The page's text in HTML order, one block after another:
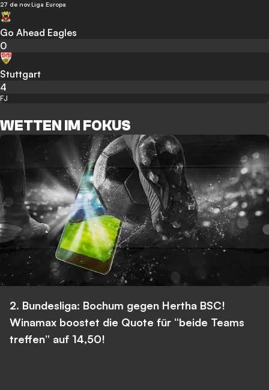
27 de nov.Liga Europa
Go Ahead Eagles
0
Stuttgart
4
FJ
WETTEN IM FOKUS
2. Bundesliga: Bochum gegen Hertha BSC!
Winamax boostet die Quote für “beide Teams
treffen” auf 14,50!